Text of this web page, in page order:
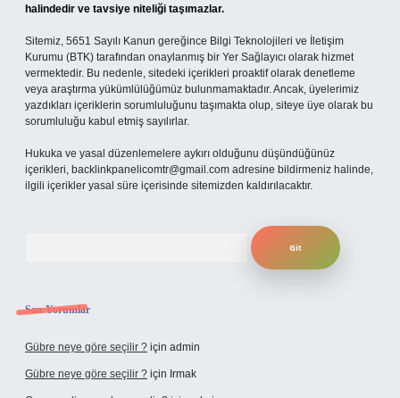
halindedir ve tavsiye niteliği taşımazlar.
Sitemiz, 5651 Sayılı Kanun gereğince Bilgi Teknolojileri ve İletişim
Kurumu (BTK) tarafından onaylanmış bir Yer Sağlayıcı olarak hizmet
vermektedir. Bu nedenle, sitedeki içerikleri proaktif olarak denetleme
veya araştırma yükümlülüğümüz bulunmamaktadır. Ancak, üyelerimiz
yazdıkları içeriklerin sorumluluğunu taşımakta olup, siteye üye olarak bu
sorumluluğu kabul etmiş sayılırlar.
Hukuka ve yasal düzenlemelere aykırı olduğunu düşündüğünüz
içerikleri, backlinkpanelicomtr@gmail.com adresine bildirmeniz halinde,
ilgili içerikler yasal süre içerisinde sitemizden kaldırılacaktır.
Son Yorumlar
Gübre neye göre seçilir ? için admin
Gübre neye göre seçilir ? için Irmak